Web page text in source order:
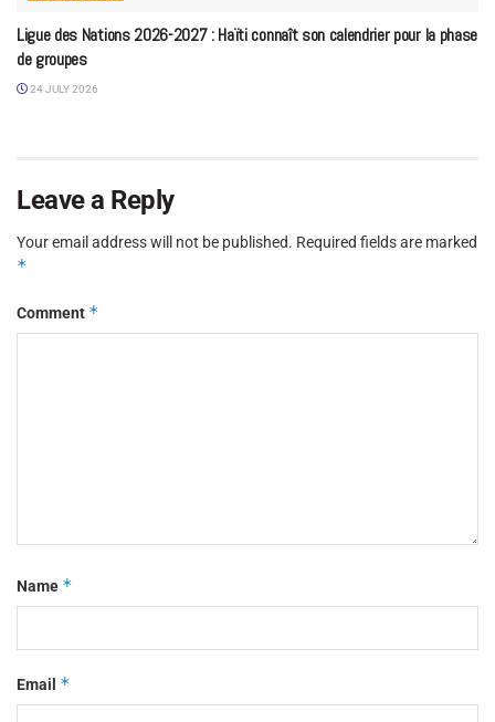
Ligue des Nations 2026-2027 : Haïti connaît son calendrier pour la phase
de groupes
24 JULY 2026
Leave a Reply
Your email address will not be published. Required fields are marked
*
Comment *
Name *
Email *